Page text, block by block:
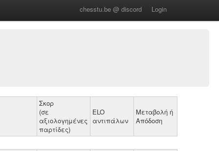
chesstu.be @ discord Login
Σκορ
(σε
αξιολογημένες
παρτίδες)
ELO
αντιπάλων
Μεταβολή ή
Απόδοση